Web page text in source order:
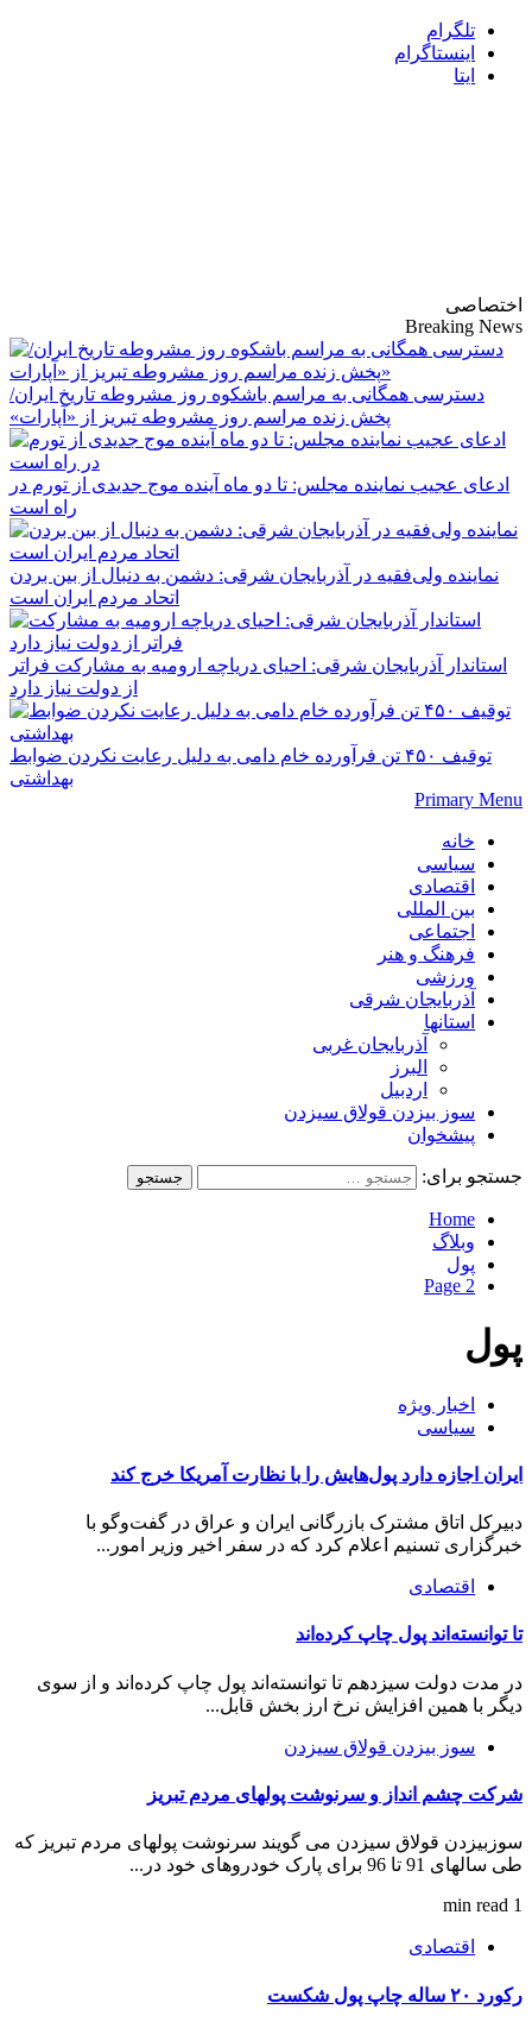
تلگرام
اینستاگرام
ایتا
اختصاصی
Breaking News
دسترسی همگانی به مراسم باشکوه روز مشروطه تاریخ ایران/
پخش زنده مراسم روز مشروطه تبریز از «آپارات»
ادعای عجیب نماینده مجلس: تا دو ماه آینده موج جدیدی از تورم در
راه است
نماینده ولی‌فقیه در آذربایجان شرقی: دشمن به دنبال از بین بردن
اتحاد مردم ایران است
استاندار آذربایجان شرقی: احیای دریاچه ارومیه به مشارکت فراتر
از دولت نیاز دارد
توقیف ۴۵۰ تن فرآورده خام دامی به دلیل رعایت نکردن ضوابط
بهداشتی
Primary Menu
خانه
سیاسی
اقتصادی
بین المللی
اجتماعی
فرهنگ و هنر
ورزشی
آذربایجان شرقی
استانها
آذربایجان غربی
البرز
اردبیل
سوز بیزدن قولاق سیزدن
پیشخوان
جستجو برای:
Home
وبلاگ
پول
Page 2
پول
اخبار ویژه
سیاسی
ایران اجازه دارد پول‌هایش را با نظارت آمریكا خرج كند
دبیرکل اتاق مشترک بازرگانی ایران و عراق در گفت‌وگو با
خبرگزاری تسنیم اعلام کرد که در سفر اخیر وزیر امور...
اقتصادی
تا توانسته‌اند پول چاپ کرده‌اند
در مدت دولت سیزدهم تا توانسته‌اند پول چاپ کرده‌اند و از سوی
دیگر با همین افزایش نرخ ارز بخش قابل...
سوز بیزدن قولاق سیزدن
شرکت چشم انداز و سرنوشت پولهای مردم تبریز
سوزبیزدن قولاق سیزدن می گویند سرنوشت پولهای مردم تبریز که
طی سالهای 91 تا 96 برای پارک خودروهای خود در...
1 min read
اقتصادی
رکورد ۲۰ ساله چاپ پول شکست